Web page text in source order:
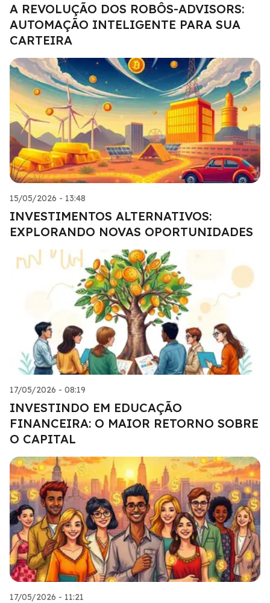
A REVOLUÇÃO DOS ROBÔS-ADVISORS:
AUTOMAÇÃO INTELIGENTE PARA SUA
CARTEIRA
15/05/2026 - 13:48
INVESTIMENTOS ALTERNATIVOS:
EXPLORANDO NOVAS OPORTUNIDADES
17/05/2026 - 08:19
INVESTINDO EM EDUCAÇÃO
FINANCEIRA: O MAIOR RETORNO SOBRE
O CAPITAL
17/05/2026 - 11:21